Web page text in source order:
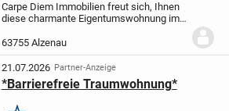
Carpe Diem Immobilien freut sich, Ihnen
diese charmante Eigentumswohnung im
Da die Wohnung in Kürze frei wird, bietet
sich Ihnen die seltene Gelegenheit,
Ihren...
63755 Alzenau
21.07.2026 Partner-Anzeige
*Barrierefreie Traumwohnung*